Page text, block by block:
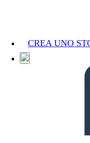
CREA UNO